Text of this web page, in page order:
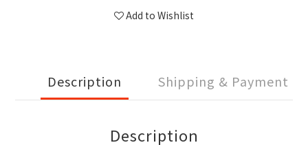
Add to Wishlist
Description Shipping & Payment
Description